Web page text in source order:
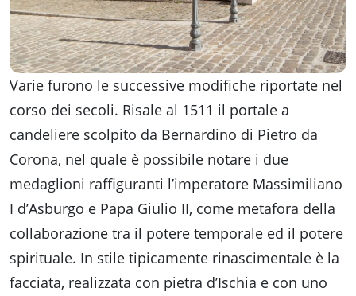
Varie furono le successive modifiche riportate nel
corso dei secoli. Risale al 1511 il portale a
candeliere scolpito da Bernardino di Pietro da
Corona, nel quale è possibile notare i due
medaglioni raffiguranti l’imperatore Massimiliano
I d’Asburgo e Papa Giulio II, come metafora della
collaborazione tra il potere temporale ed il potere
spirituale. In stile tipicamente rinascimentale è la
facciata, realizzata con pietra d’Ischia e con uno